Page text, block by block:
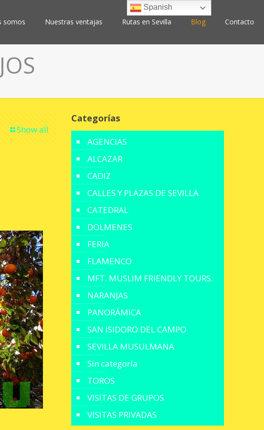
somos Nuestras ventajas Rutas en Sevilla Blog Contacto
Show all
Categorías
AGENCIAS
ALCAZAR
CADIZ
CALLES Y PLAZAS DE SEVILLA
CATEDRAL
DOLMENES
FERIA
FLAMENCO
MFT. MUSLIM FRIENDLY TOURS.
NARANJAS
PANORÁMICA
SAN ISIDORO DEL CAMPO
SEVILLA MUSULMANA
Sin categoría
TOROS
VISITAS DE GRUPOS
VISITAS PRIVADAS
Spanish